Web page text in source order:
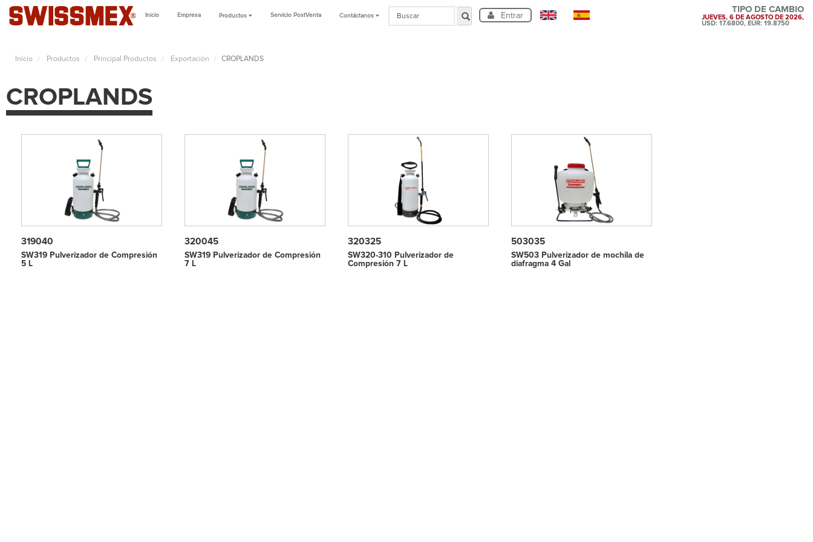
Inicio Empresa Productos Servicio PostVenta Contáctanos Entrar
TIPO DE CAMBIO
JUEVES, 6 DE AGOSTO DE 2026,
USD: 17.6800, EUR: 19.8750
Inicio Productos Principal Productos Exportación CROPLANDS
CROPLANDS
319040
SW319 Pulverizador de Compresión
5 L
320045
SW319 Pulverizador de Compresión
7 L
320325
SW320-310 Pulverizador de
Compresión 7 L
503035
SW503 Pulverizador de mochila de
diafragma 4 Gal